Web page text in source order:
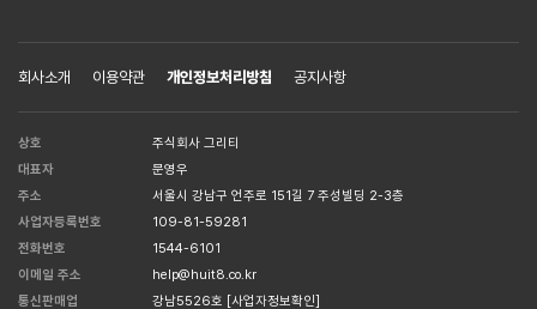
회사소개 이용약관 개인정보처리방침 공지사항
상호
주식회사 그리티
대표자
문영우
주소
서울시 강남구 언주로 151길 7 주성빌딩 2-3층
사업자등록번호
109-81-59281
전화번호
1544-6101
이메일 주소
help@huit8.co.kr
통신판매업
강남5526호
[사업자정보확인]